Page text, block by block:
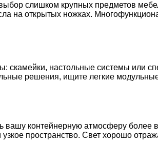
слишком крупных предметов
на открытых ножках.
настольные системы или
решения, ищите легкие
контейнерную атмосферу более
пространство. Свет хорошо